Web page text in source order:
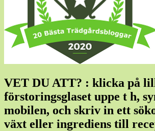
VET DU ATT? : klicka på
förstoringsglaset uppe t h,
mobilen, och skriv in ett
växt eller ingrediens till